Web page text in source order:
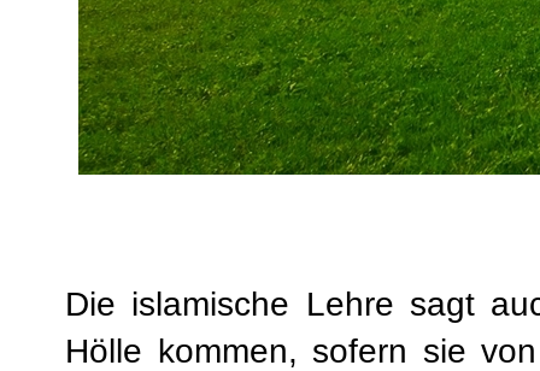
Die islamische Lehre sagt
Hölle kommen, sofern sie